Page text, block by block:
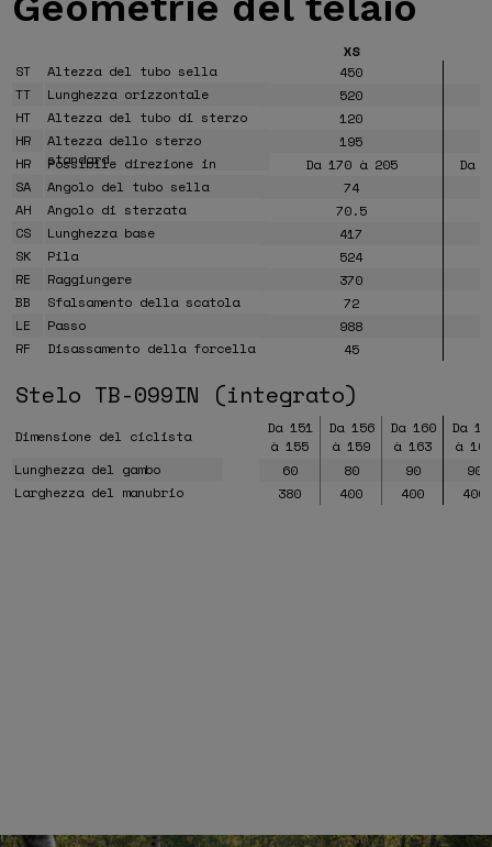
XS
ST
Altezza del tubo sella
450
TT
Lunghezza orizzontale
520
HT
Altezza del tubo di sterzo
120
HR
Altezza dello sterzo
standard
195
HR
Possibile direzione in
altezza
Da 170 à 205
Da
SA
Angolo del tubo sella 74
AH
Angolo di sterzata
70.5
CS
Lunghezza base
417
SK
Pila
524
RE
Raggiungere
370
BB
Sfalsamento della scatola
72
LE
Passo
988
RF
Disassamento della forcella 45
Stelo TB-099IN (integrato)
Dimensione del ciclista
Da 151
à 155
Da 156
à 159
Da 160
à 163
Da
à
Lunghezza del gambo
60 80 90
90
Larghezza del manubrio
380 400 400 400